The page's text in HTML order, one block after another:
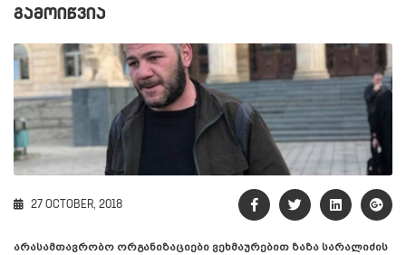
ᲒᲐᲛᲝᲘᲬᲕᲘᲐ
27 OCTOBER, 2018
არასამთავრობო ორგანიზაციები ვეხმაურებით ზაზა სარალიძის